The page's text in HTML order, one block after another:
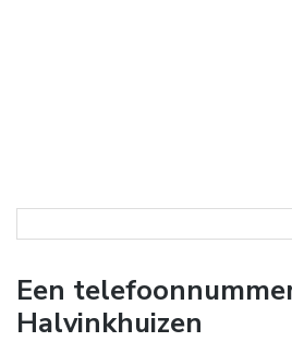
Een
Halvinkhuizen